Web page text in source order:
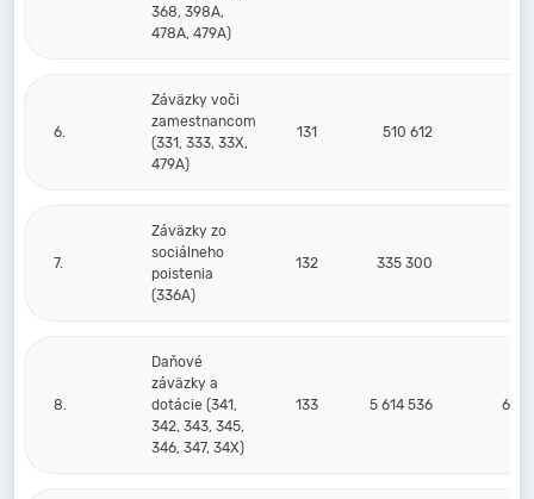
368, 398A,
478A, 479A)
6.
Záväzky voči
zamestnancom
(331, 333, 33X,
479A)
131 510 612
7.
Záväzky zo
sociálneho
poistenia
(336A)
132 335 300
8.
Daňové
záväzky a
dotácie (341,
342, 343, 345,
346, 347, 34X)
133 5 614 536 6